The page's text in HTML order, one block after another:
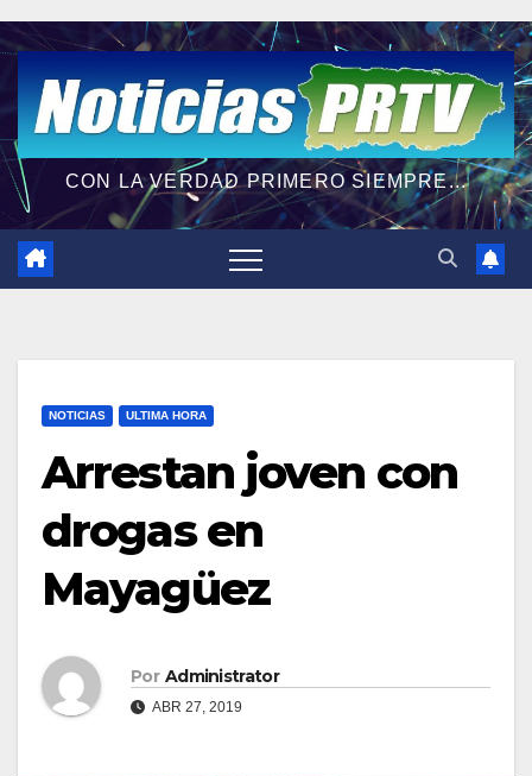
CON LA VERDAD PRIMERO SIEMPRE...
NOTICIAS ULTIMA HORA
Arrestan joven con
drogas en
Mayagüez
Por Administrator
ABR 27, 2019